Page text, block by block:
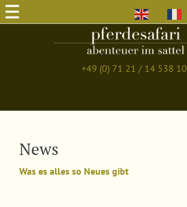
+49 (0) 71 21 / 14 538 10
News
Was es alles so Neues gibt